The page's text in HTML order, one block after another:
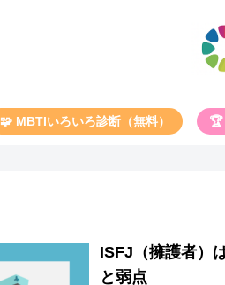
🧩 MBTIいろいろ診断（無料） 🏆
ISFJ（擁護者）
と弱点